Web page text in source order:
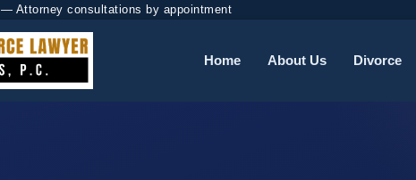
— Attorney consultations by appointment
Home About Us Divorce